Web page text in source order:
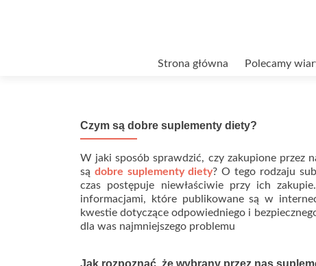
Strona główna Polecamy
Czym są dobre suplementy diety?
W jaki sposób sprawdzić, czy zakupione przez
są dobre suplementy diety? O tego rodzaju
czas postępuje niewłaściwie przy ich
informacjami, które publikowane są w
kwestie dotyczące odpowiedniego i
dla was najmniejszego problemu
Jak rozpoznać, że wybrany przez nas